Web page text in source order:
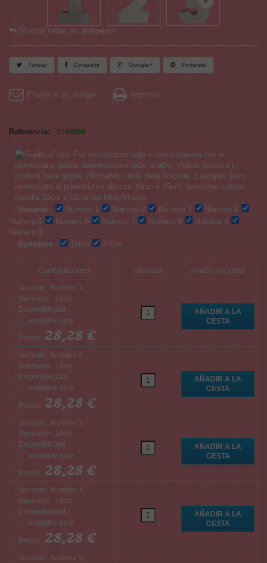
Mostrar todas las imágenes
Tuitear Compartir Google+ Pinterest
Enviar a un amigo Imprimir
Referencia: 1148000
Variante : Numero 1 Numero 2 Numero 3
Numero 4
Numero 5
Numero 6 Numero 7 Numero 8
Numero 9
Numero 0
Spessore : 18cm 37cm
Combinaciones cantidad Añadir a la cesta
Variante : Numero 1,
Spessore : 18cm
Disponibilidad :
Precio : 28,28 €
Variante : Numero 2,
Spessore : 18cm
Disponibilidad :
Precio : 28,28 €
Variante : Numero 3,
Spessore : 18cm
Disponibilidad :
Precio : 28,28 €
Variante : Numero 4,
Spessore : 18cm
Disponibilidad :
Precio : 28,28 €
Variante : Numero 5,